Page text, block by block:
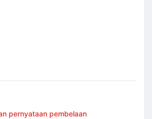
pernyataan pembelaan